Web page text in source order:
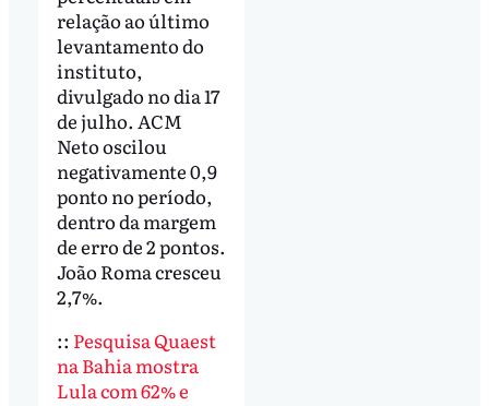
relação ao último
levantamento do
instituto,
divulgado no dia 17
de julho. ACM
Neto oscilou
negativamente 0,9
ponto no período,
dentro da margem
de erro de 2 pontos.
João Roma cresceu
2,7%.
:: Pesquisa Quaest
na Bahia mostra
Lula com 62% e